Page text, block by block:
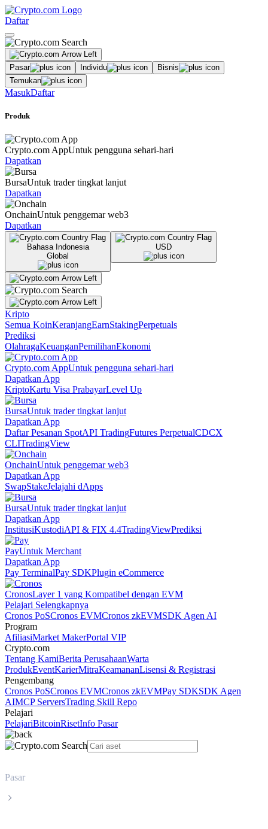
Daftar
Pasar Individu
Bisnis
Temukan
MasukDaftar
Produk
Crypto.com AppUntuk pengguna sehari-hari
Dapatkan
BursaUntuk trader tingkat lanjut
Dapatkan
OnchainUntuk penggemar web3
Dapatkan
Bahasa Indonesia
Global
USD
Kripto
Semua KoinKeranjangEarnStakingPerpetuals
Prediksi
OlahragaKeuanganPemilihanEkonomi
Crypto.com AppUntuk pengguna sehari-hari
Dapatkan App
KriptoKartu Visa PrabayarLevel Up
BursaUntuk trader tingkat lanjut
Dapatkan App
Daftar Pesanan SpotAPI TradingFutures PerpetualCDCX
CLITradingView
OnchainUntuk penggemar web3
Dapatkan App
SwapStakeJelajahi dApps
BursaUntuk trader tingkat lanjut
Dapatkan App
InstitusiKustodiAPI & FIX 4.4TradingViewPrediksi
PayUntuk Merchant
Dapatkan App
Pay TerminalPay SDKPlugin eCommerce
CronosLayer 1 yang Kompatibel dengan EVM
Pelajari Selengkapnya
Cronos PoSCronos EVMCronos zkEVMSDK Agen AI
Program
AfiliasiMarket MakerPortal VIP
Crypto.com
Tentang KamiBerita PerusahaanWarta
ProdukEventKarierMitraKeamananLisensi & Registrasi
Pengembang
Cronos PoSCronos EVMCronos zkEVMPay SDKSDK Agen
AIMCP ServersTrading Skill Repo
Pelajari
PelajariBitcoinRisetInfo Pasar
Pasar